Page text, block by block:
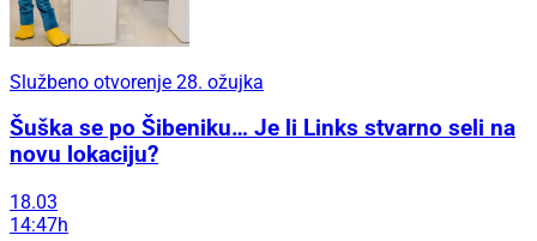
Službeno otvorenje 28. ožujka
Šuška se po Šibeniku… Je li Links stvarno seli na
novu lokaciju?
18.03
14:47h